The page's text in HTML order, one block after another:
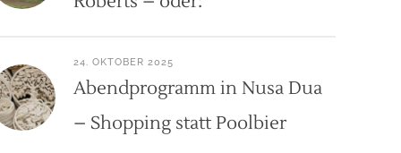
24. OKTOBER 2025
Abendprogramm in Nusa Dua
– Shopping statt Poolbier